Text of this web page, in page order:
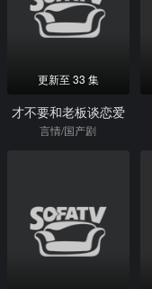
更新至 33 集
才不要和老板谈恋爱
言情/国产剧